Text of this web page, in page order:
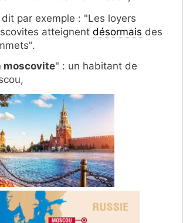
dit par exemple : "Les loyers
atteignent désormais des
moscovite" : un habitant de